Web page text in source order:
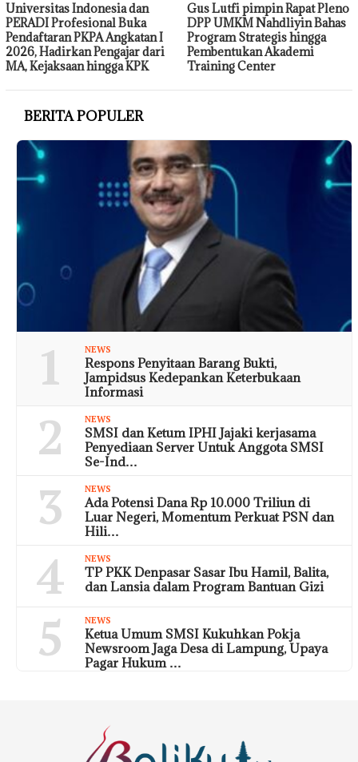
Universitas Indonesia dan
PERADI Profesional Buka
Pendaftaran PKPA Angkatan I
2026, Hadirkan Pengajar dari
MA, Kejaksaan hingga KPK
Gus Lutfi pimpin Rapat Pleno
DPP UMKM Nahdliyin Bahas
Program Strategis hingga
Pembentukan Akademi
Training Center
BERITA POPULER
1 NEWS
Respons Penyitaan Barang Bukti,
Jampidsus Kedepankan Keterbukaan
Informasi
2 NEWS
SMSI dan Ketum IPHI Jajaki kerjasama
Penyediaan Server Untuk Anggota SMSI
Se-Ind…
3 NEWS
Ada Potensi Dana Rp 10.000 Triliun di
Luar Negeri, Momentum Perkuat PSN dan
Hili…
4 NEWS
TP PKK Denpasar Sasar Ibu Hamil, Balita,
dan Lansia dalam Program Bantuan Gizi
5 NEWS
Ketua Umum SMSI Kukuhkan Pokja
Newsroom Jaga Desa di Lampung, Upaya
Pagar Hukum …